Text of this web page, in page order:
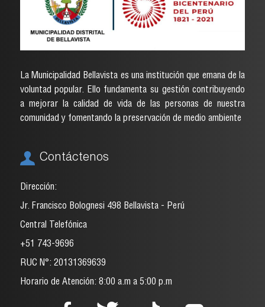
La Municipalidad Bellavista es una institución que emana de la
voluntad popular. Ello fundamenta su gestión contribuyendo
a mejorar la calidad de vida de las personas de nuestra
comunidad y fomentando la preservación de medio ambiente
Contáctenos
Dirección:
Jr. Francisco Bolognesi 498 Bellavista - Perú
Central Telefónica
+51 743-9696
RUC N°: 20131369639
Horario de Atención: 8:00 a.m a 5:00 p.m